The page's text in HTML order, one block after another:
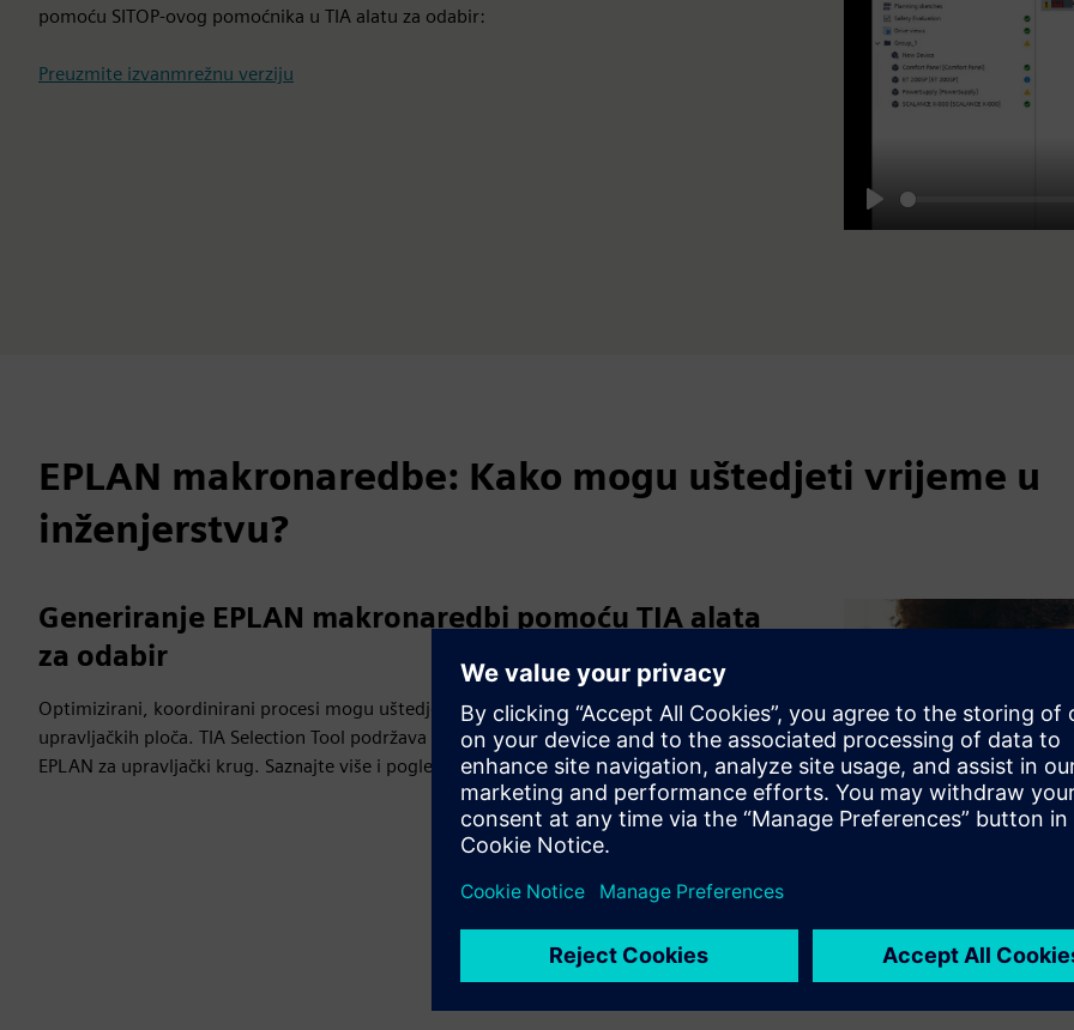
pomoću SITOP-ovog pomoćnika u TIA alatu za odabir:
Preuzmite izvanmrežnu verziju
Play
EPLAN makronaredbe: Kako mogu uštedjeti vrijeme u
inženjerstvu?
Generiranje EPLAN makronaredbi pomoću TIA alata
za odabir
Optimizirani, koordinirani procesi mogu uštedjeti vrijeme i novac pri inženjeringu
upravljačkih ploča. TIA Selection Tool podržava vas prilikom izrade makronaredbi
EPLAN za upravljački krug. Saznajte više i pogledajte video.